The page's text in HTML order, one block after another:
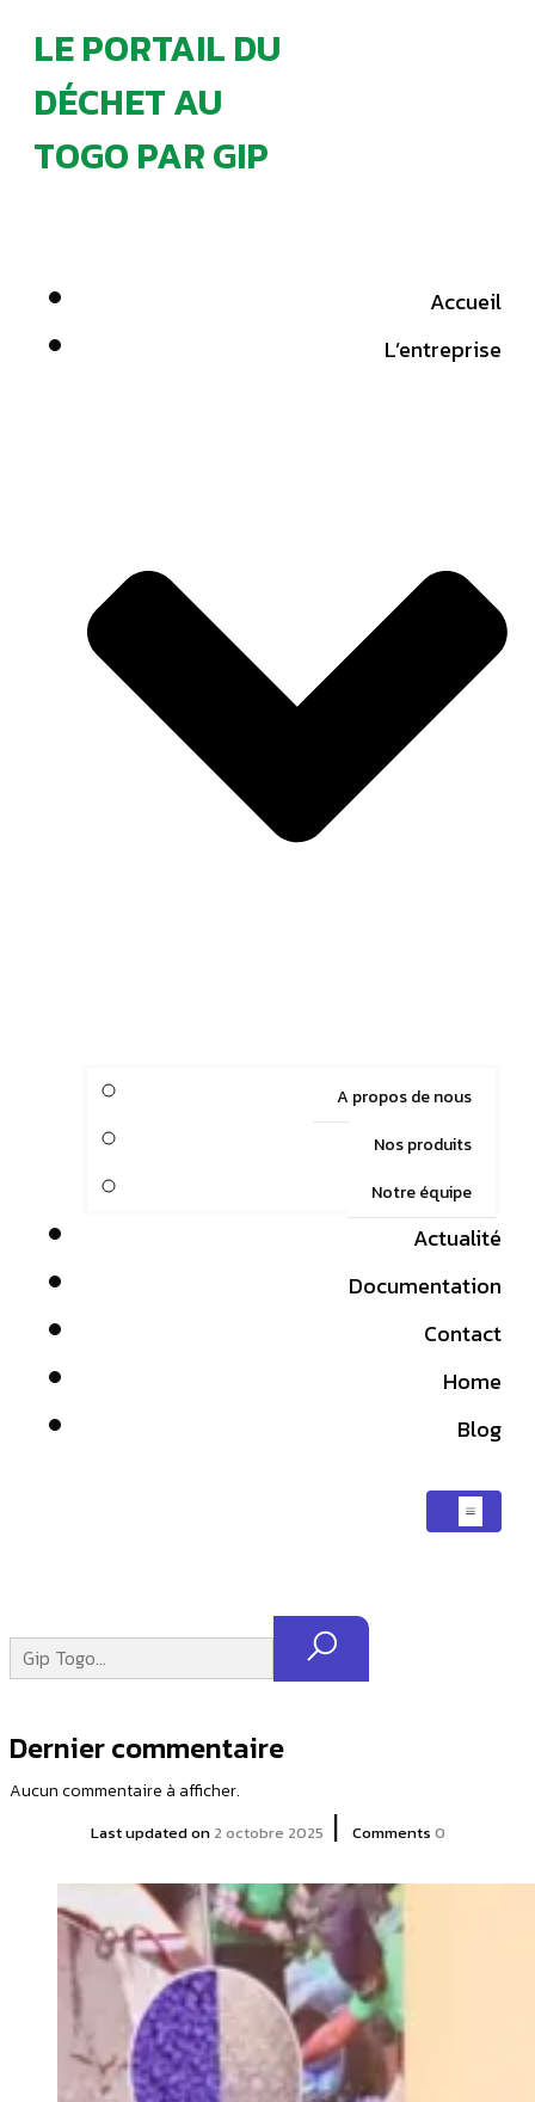
LE PORTAIL DU
DÉCHET AU
TOGO PAR GIP
Accueil
L’entreprise
A propos de nous
Nos produits
Notre équipe
Actualité
Documentation
Contact
Home
Blog
Dernier commentaire
Aucun commentaire à afficher.
Last updated on 2 octobre 2025 | Comments 0